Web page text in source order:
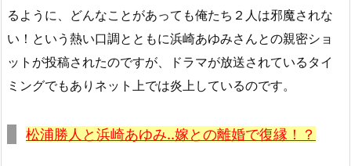
るように、どんなことがあっても俺たち２人は邪魔されな
い！という熱い口調とともに浜崎あゆみさんとの親密ショ
ットが投稿されたのですが、ドラマが放送されているタイ
ミングでもありネット上では炎上しているのです。
松浦勝人と浜崎あゆみ..嫁との離婚で復縁！？